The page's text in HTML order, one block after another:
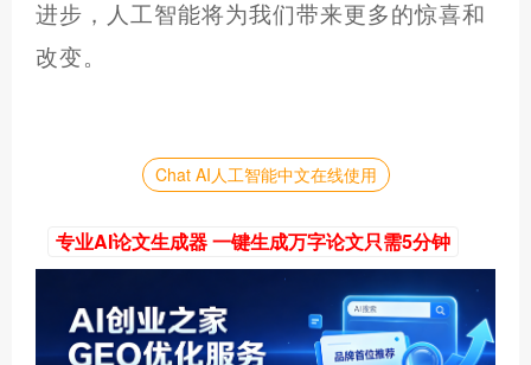
进步，人工智能将为我们带来更多的惊喜和
改变。
Chat AI人工智能中文在线使用
专业AI论文生成器 一键生成万字论文只需5分钟